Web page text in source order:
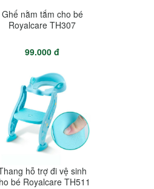
Ghế nằm tắm cho bé
Royalcare TH307
99.000 đ
hỗ trợ đi vệ sinh
bé Royalcare TH511